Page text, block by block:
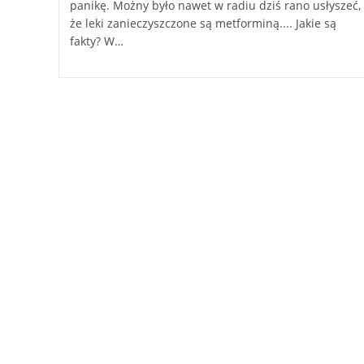
panikę. Możny było nawet w radiu dziś rano usłyszeć,
że leki zanieczyszczone są metforminą.... Jakie są
fakty? W…